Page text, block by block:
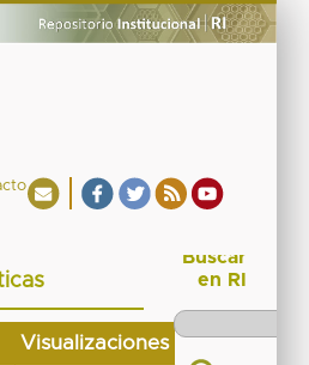
Visualizaciones
Buscar
en RI